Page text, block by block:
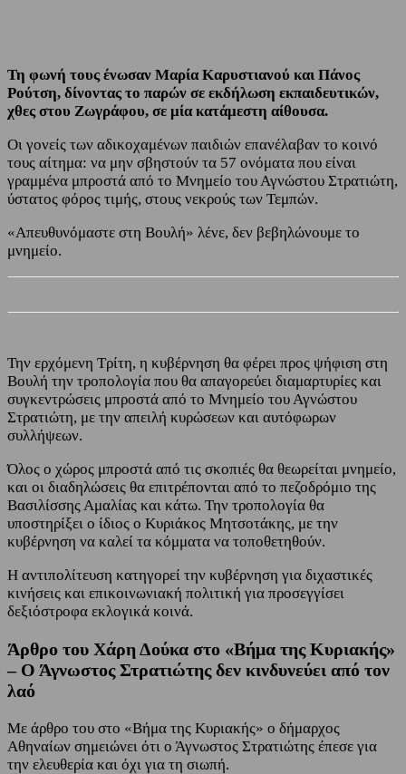
Τη φωνή τους ένωσαν Μαρία Καρυστιανού και Πάνος
Ρούτση, δίνοντας το παρών σε εκδήλωση εκπαιδευτικών,
χθες στου Ζωγράφου, σε μία κατάμεστη αίθουσα.
Οι γονείς των αδικοχαμένων παιδιών επανέλαβαν το κοινό
τους αίτημα: να μην σβηστούν τα 57 ονόματα που είναι
γραμμένα μπροστά από το Μνημείο του Αγνώστου Στρατιώτη,
ύστατος φόρος τιμής, στους νεκρούς των Τεμπών.
«Απευθυνόμαστε στη Βουλή» λένε, δεν βεβηλώνουμε το
μνημείο.
Την ερχόμενη Τρίτη, η κυβέρνηση θα φέρει προς ψήφιση στη
Βουλή την τροπολογία που θα απαγορεύει διαμαρτυρίες και
συγκεντρώσεις μπροστά από το Μνημείο του Αγνώστου
Στρατιώτη, με την απειλή κυρώσεων και αυτόφωρων
συλλήψεων.
Όλος ο χώρος μπροστά από τις σκοπιές θα θεωρείται μνημείο,
και οι διαδηλώσεις θα επιτρέπονται από το πεζοδρόμιο της
Βασιλίσσης Αμαλίας και κάτω. Την τροπολογία θα
υποστηρίξει ο ίδιος ο Κυριάκος Μητσοτάκης, με την
κυβέρνηση να καλεί τα κόμματα να τοποθετηθούν.
Η αντιπολίτευση κατηγορεί την κυβέρνηση για διχαστικές
κινήσεις και επικοινωνιακή πολιτική για προσεγγίσει
δεξιόστροφα εκλογικά κοινά.
Άρθρο του Χάρη Δούκα στο «Βήμα της Κυριακής»
– Ο Άγνωστος Στρατιώτης δεν κινδυνεύει από τον
λαό
Με άρθρο του στο «Βήμα της Κυριακής» ο δήμαρχος
Αθηναίων σημειώνει ότι ο Άγνωστος Στρατιώτης έπεσε για
την ελευθερία και όχι για τη σιωπή.